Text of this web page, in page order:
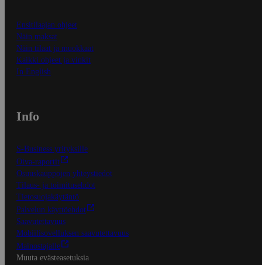
Ensitilaajan ohjeet
Näin maksat
Näin tilaat ja muokkaat
Kaikki ohjeet ja vinkit
In English
Info
S-Business yrityksille
Oiva-raportit
Osuuskauppojen yhteystiedot
Tilaus- ja toimitusehdot
Tietosuojakäytäntö
Palvelun käyttöehdot
Saavutettavuus
Mobiilisovelluksen saavutettavuus
Mainostajalle
Muuta evästeasetuksia